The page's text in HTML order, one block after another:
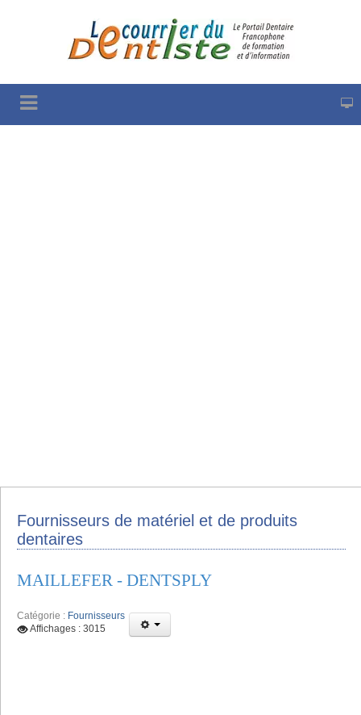
Fournisseurs de matériel et de produits
dentaires
MAILLEFER - DENTSPLY
Catégorie : Fournisseurs
Affichages : 3015